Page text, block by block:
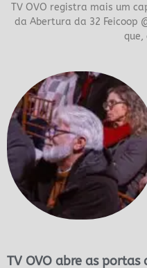
TV OVO registra mais um
da Abertura da 32 Feicoop
que,
TV OVO abre as